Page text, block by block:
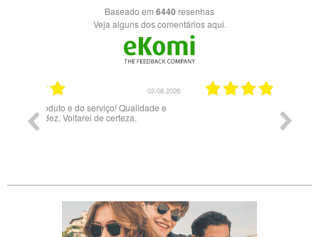
Baseado em 6440 resenhas
Veja alguns dos comentários aqui.
28.07.2026
Bons óculos.